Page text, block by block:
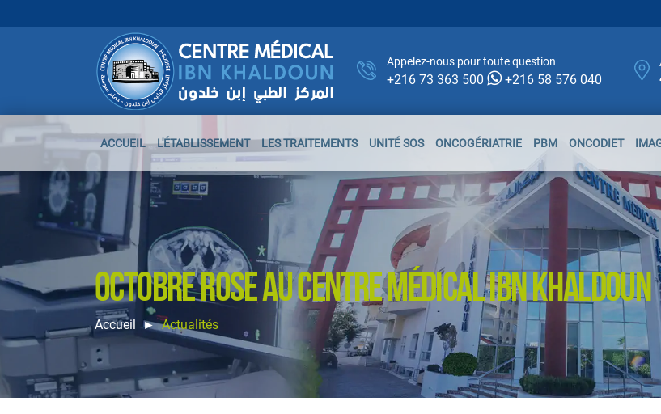
Appelez-nous pour toute question
+216 73 363 500 +216 58 576 040
ACCUEIL L'ÉTABLISSEMENT LES TRAITEMENTS UNITÉ SOS ONCOGÉRIATRIE PBM ONCODIET
OCTOBRE ROSE AU CENTRE MÉDICAL IBN KHALDOUN
Accueil Actualités